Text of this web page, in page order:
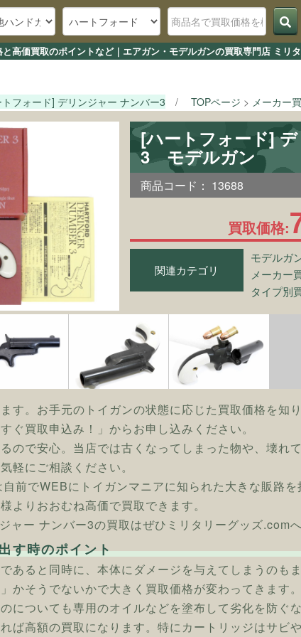
高価買取のポイントなど｜エアガン・モデルガンの買取専門店 ミリ
フォード] デリンジャー ナンバー3 TOPページ メーカー
[ハートフォード]
3 モデルガン
商品コード： 13688
買取価格:
関連カテゴリ
モデルガ
メーカー
タイプ別
す。お手元のトイガンの状態に応じた買取価格を知
ぐ買取申込み！」からお申し込みください。
ので安心。当店では古くなってしまった物や、壊れ
軽にご相談ください。
前でWEBにトイガンマニアに知られた大きな販路
よりおおむね高価で買取できます。
ャー ナンバー3の買取はぜひミリタリーグッズ.comへ
す時のポイント
あると同時に、本体にダメージを与えてしまうのも
かそうでないかで大きく買取価格が変わってきます。
についても専用のオイルなどを塗布して劣化を防ぐ
ば高額の買取になります。特にカートリッジはサビ